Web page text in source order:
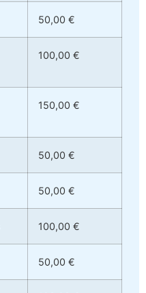
50,00 €
100,00 €
150,00 €
50,00 €
50,00 €
100,00 €
50,00 €